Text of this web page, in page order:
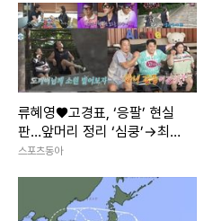
류혜영♥고경표, ‘응팔’ 현실
판…앞머리 정리 ‘심쿵’→최고
7.8% (나혼산)
스포츠동아